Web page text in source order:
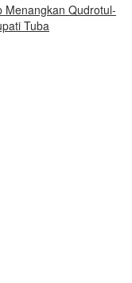
Menangkan Qudrotul-
Tuba